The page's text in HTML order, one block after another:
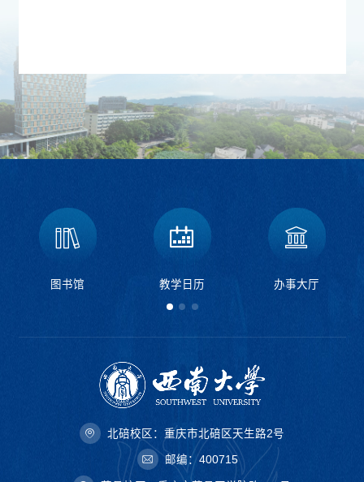
图书馆 教学日历 办事大厅
北碚校区：重庆市北碚区天生路2号
邮编：400715